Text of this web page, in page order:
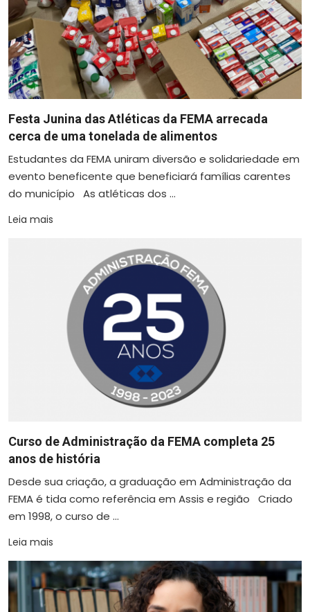
Festa Junina das Atléticas da FEMA arrecada
cerca de uma tonelada de alimentos
Estudantes da FEMA uniram diversão e solidariedade em
evento beneficente que beneficiará famílias carentes
do município As atléticas dos ...
Leia mais
Curso de Administração da FEMA completa 25
anos de história
Desde sua criação, a graduação em Administração da
FEMA é tida como referência em Assis e região Criado
em 1998, o curso de ...
Leia mais